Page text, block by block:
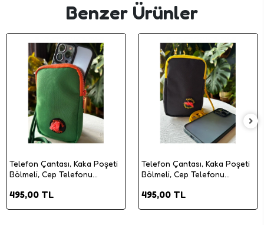
Benzer Ürünler
Telefon Çantası, Kaka Poşeti
Bölmeli, Cep Telefonu
495,00 TL
Telefon Çantası, Kaka Poşeti
Bölmeli, Cep Telefonu
495,00 TL